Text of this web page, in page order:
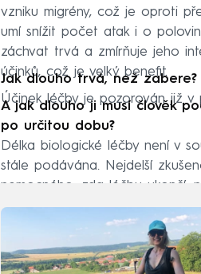
vzniku migrény, což je oproti
umí snížit počet atak i o
záchvat trvá a zmírňuje jeho
účinků, což je velký benefit.
Jak dlouho trvá, než zabere?
Účinek léčby je pozorován již
A jak dlouho ji musí člověk
po určitou dobu?
Délka biologické léčby není v
stále podávána. Nejdelší
nemocného, zda léčbu ukončí,